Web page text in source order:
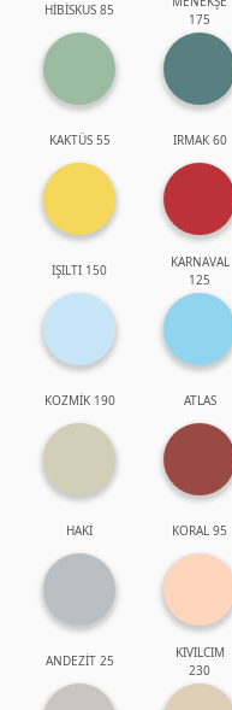
HİBİSKUS 85
175
KAKTÜS 55 IRMAK 60
IŞILTI 150
KARNAVAL
125
KOZMİK 190 ATLAS
HAKİ KORAL 95
ANDEZİT 25
KIVILCIM
230